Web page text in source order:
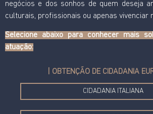
negócios e dos sonhos de quem deseja
culturais, profissionais ou apenas vivenciar
Selecione abaixo para conhecer mais
atuação:
| OBTENÇÃO DE CIDADANIA
CIDADANIA ITALIANA